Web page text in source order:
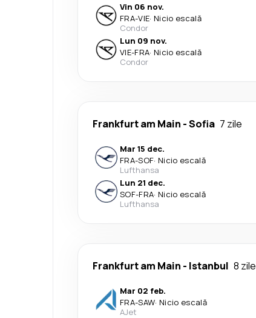
Vin 06 nov.
FRA-VIE· Nicio escală
Condor
Lun 09 nov.
VIE-FRA· Nicio escală
Condor
Frankfurt am Main -Sofia 7 zile
Mar 15 dec.
FRA-SOF· Nicio escală
Lufthansa
Lun 21 dec.
SOF-FRA· Nicio escală
Lufthansa
Frankfurt am Main - Istanbul 8 zile
Mar 02 feb.
FRA-SAW· Nicio escală
AJet